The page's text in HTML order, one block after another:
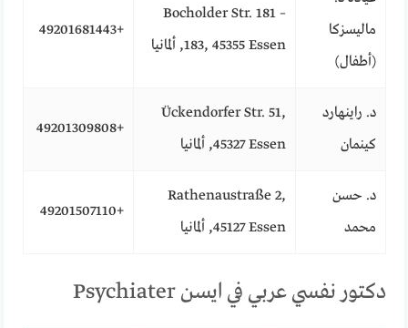
ماليسزكا
(أطفال)
Bocholder Str. 181 –
183, 45355 Essen, ألمانيا
+49201681443
د. راينهارد
كينمان
Ückendorfer Str. 51,
45327 Essen, ألمانيا
+49201309808
د. حسن
محمد
Rathenaustraße 2,
45127 Essen, ألمانيا
+49201507110
دكتور نفسي عربي في ايسن Psychiater